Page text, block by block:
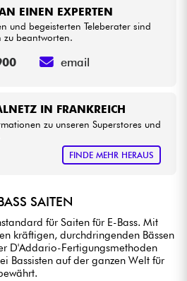
• Star'SMusicPARIS
IN FRANKREICH
zu unseren Superstores und
FINDE MEHR HERAUS
EINEN EXPERTEN
und begeisterten Teleberater sind
zu beantworten.
email
SAITEN
für Saiten für E-Bass. Mit
kräftigen, durchdringenden Bässen
D'Addario-Fertigungsmethoden
Bassisten auf der ganzen Welt für